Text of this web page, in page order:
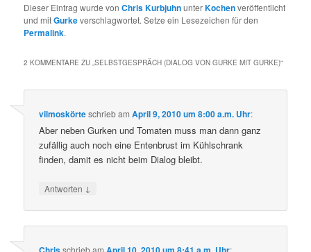
Dieser Eintrag wurde vonChris KurbjuhnunterKochenveröffentlicht
und mitGurkeverschlagwortet. Setze ein Lesezeichen für den
Permalink.
2 KOMMENTARE ZU „SELBSTGESPRÄCH (DIALOG VON GURKE MIT GURKE)“
vilmoskörteschriebamApril 9, 2010 um 8:00 a.m. Uhr:
Aber neben Gurken und Tomaten muss man dann ganz
zufällig auch noch eine Entenbrust im Kühlschrank
finden, damit es nicht beim Dialog bleibt.
Antworten ↓